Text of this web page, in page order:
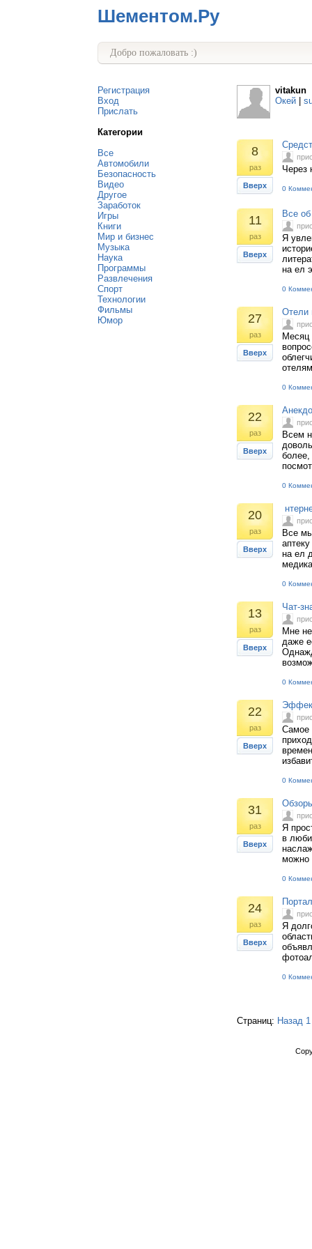
Шементом.Ру
Добро пожаловать :)
Регистрация
Вход
Прислать
Категории
Все
Автомобили
Безопасность
Видео
Другое
Заработок
Игры
Книги
Мир и бизнес
Музыка
Наука
Программы
Развлечения
Спорт
Технологии
Фильмы
Юмор
vitakun
Окей
8
раз
Вверх
Через
0
11
раз
Вверх
Все
Я
на ел
0
27
раз
Вверх
Отели
Месяц
0
22
раз
Вверх
Всем
более,
0
20
раз
Вверх
Все
на ел
0
13
раз
Вверх
Чат-
Мне
даже
0
22
раз
Вверх
Самое
0
31
раз
Вверх
Я
в
можно
0
24
раз
Вверх
Я
0
Страниц: Назад 1